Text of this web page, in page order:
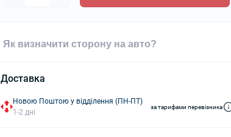
Як визначити сторону на авто?
Доставка
Новою Поштою у відділення (ПН-ПТ)
1-2 дні
за тарифами перевізника